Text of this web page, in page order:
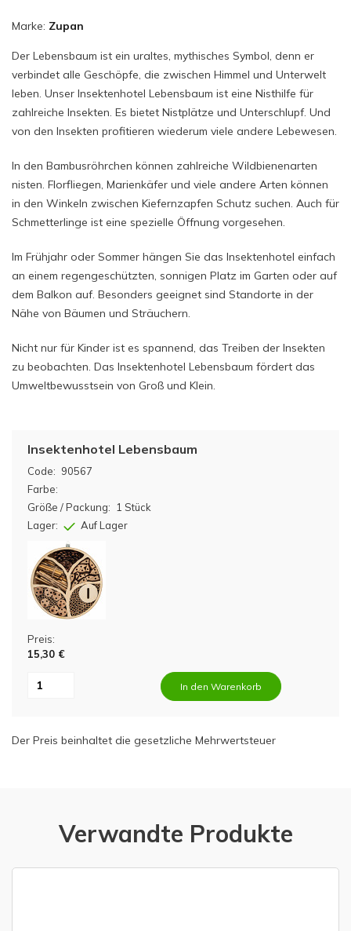
Marke: Zupan
Der Lebensbaum ist ein uraltes, mythisches Symbol, denn er
verbindet alle Geschöpfe, die zwischen Himmel und Unterwelt
leben. Unser Insektenhotel Lebensbaum ist eine Nisthilfe für
zahlreiche Insekten. Es bietet Nistplätze und Unterschlupf. Und
von den Insekten profitieren wiederum viele andere Lebewesen.
In den Bambusröhrchen können zahlreiche Wildbienenarten
nisten. Florfliegen, Marienkäfer und viele andere Arten können
in den Winkeln zwischen Kiefernzapfen Schutz suchen. Auch für
Schmetterlinge ist eine spezielle Öffnung vorgesehen.
Im Frühjahr oder Sommer hängen Sie das Insektenhotel einfach
an einem regengeschützten, sonnigen Platz im Garten oder auf
dem Balkon auf. Besonders geeignet sind Standorte in der
Nähe von Bäumen und Sträuchern.
Nicht nur für Kinder ist es spannend, das Treiben der Insekten
zu beobachten. Das Insektenhotel Lebensbaum fördert das
Umweltbewusstsein von Groß und Klein.
Code: 90567
Insektenhotel Lebensbaum
Farbe:
Größe / Packung: 1 Stück
Lager:
Auf Lager
Preis:
15,30 €
In den Warenkorb
Der Preis beinhaltet die gesetzliche Mehrwertsteuer
Verwandte Produkte